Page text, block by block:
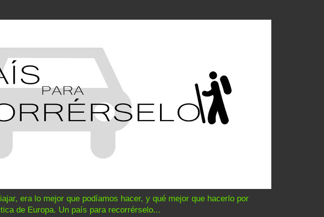
era lo mejor que podíamos hacer, y qué mejor que hacerlo por
de Europa. Un país para recorrérselo...